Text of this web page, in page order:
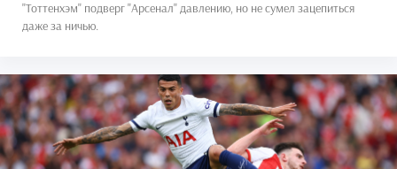
"Тоттенхэм" подверг "Арсенал" давлению, но не сумел зацепиться
даже за ничью.